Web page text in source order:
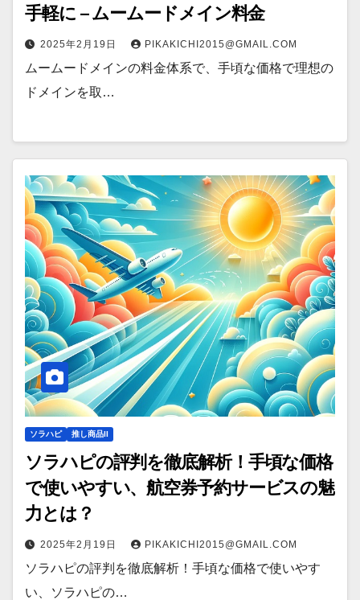
手軽に – ムームードメイン料金
2025年2月19日 PIKAKICHI2015@GMAIL.COM
ムームードメインの料金体系で、手頃な価格で理想の
ドメインを取…
ソラハピ 推し商品II
ソラハピの評判を徹底解析！手頃な価格
で使いやすい、航空券予約サービスの魅
力とは？
2025年2月19日 PIKAKICHI2015@GMAIL.COM
ソラハピの評判を徹底解析！手頃な価格で使いやす
い、ソラハピの…